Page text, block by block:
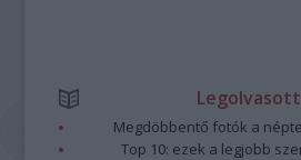
Megdöbbentő fotók a
Top 10: ezek a legjobb